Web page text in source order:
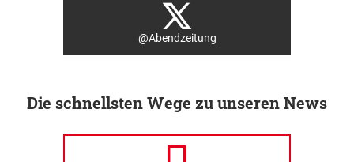
@Abendzeitung
Die schnellsten Wege zu unseren News